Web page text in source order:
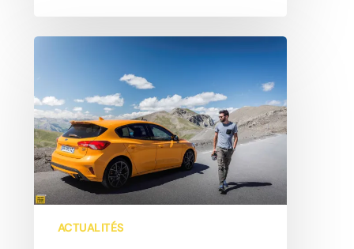
SOUVENIRS
:
JB
DESSORT
ACTUALITÉS